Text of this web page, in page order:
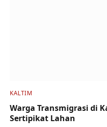
KALTIM
Warga Transmigrasi di
Sertipikat Lahan